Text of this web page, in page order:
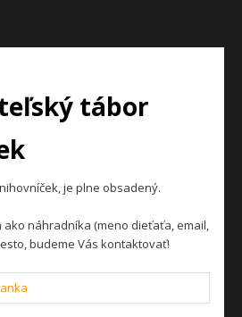
tábor
je plne obsadený.
ako náhradníka (meno dieťaťa, email,
budeme Vás kontaktovať!